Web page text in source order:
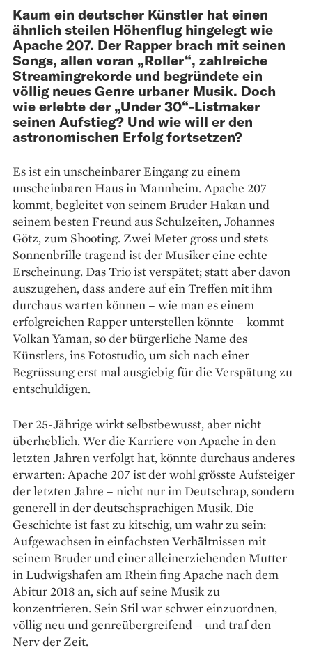
Kaum ein deutscher Künstler hat einen
ähnlich steilen Höhenflug hingelegt wie
Apache 207. Der Rapper brach mit seinen
Songs, allen voran „Roller“, zahlreiche
Streamingrekorde und begründete ein
völlig neues Genre urbaner Musik. Doch
wie erlebte der „Under 30“-Listmaker
seinen Aufstieg? Und wie will er den
astronomischen Erfolg fortsetzen?
Es ist ein unscheinbarer Eingang zu einem
unscheinbaren Haus in Mannheim. Apache 207
kommt, begleitet von seinem Bruder Hakan und
seinem besten Freund aus Schulzeiten, Johannes
Götz, zum Shooting. Zwei Meter gross und stets
Sonnenbrille tragend ist der Musiker eine echte
Erscheinung. Das Trio ist verspätet; statt aber davon
auszugehen, dass andere auf ein Treffen mit ihm
durchaus warten können – wie man es einem
erfolgreichen Rapper unterstellen könnte – kommt
Volkan Yaman, so der bürgerliche Name des
Künstlers, ins Foto­studio, um sich nach einer
Begrüssung erst mal ausgiebig für die Verspätung zu
entschuldigen.
Der 25-Jährige wirkt selbstbewusst, aber nicht
überheblich. Wer die Karriere von Apache in den
letzten Jahren verfolgt hat, könnte durch­aus anderes
erwarten: Apache 207 ist der wohl grösste Aufsteiger
der letzten Jahre – nicht nur im Deutschrap, sondern
generell in der deutsch­sprachigen Musik. Die
Geschichte ist fast zu kitschig, um wahr zu sein:
Aufgewachsen in einfachsten Verhältnissen mit
seinem Bruder und einer alleinerziehenden Mutter
in Ludwigshafen am Rhein fing Apache nach dem
Abitur 2018 an, sich auf seine Musik zu
konzentrieren. Sein Stil war schwer einzuordnen,
völlig neu und genreübergreifend – und traf den
Nerv der Zeit.